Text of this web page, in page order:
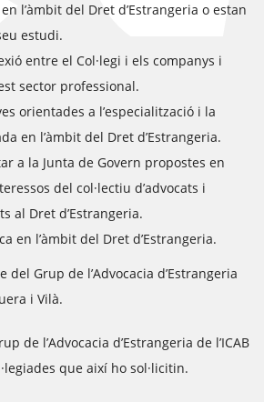
l’àmbit del Dret d’Estrangeria o estan
estudi.
entre el Col·legi i els companys i
sector professional.
orientades a l’especialització i la
en l’àmbit del Dret d’Estrangeria.
a la Junta de Govern propostes en
del col·lectiu d’advocats i
al Dret d’Estrangeria.
en l’àmbit del Dret d’Estrangeria.
Grup de l’Advocacia d’Estrangeria
i Vilà.
de l’Advocacia d’Estrangeria de l’ICAB
que així ho sol·licitin.